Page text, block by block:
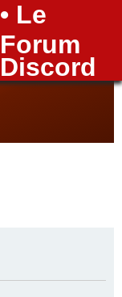
• Le
Forum
Discord